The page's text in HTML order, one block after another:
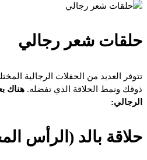
حلقات شعر رجالي
تتوفر العديد من الحفلات الرجالية
ذوقك ونمط الحلاقة الذي تفضله. هناك
الرجالي:
حلاقة بالد (الرأس